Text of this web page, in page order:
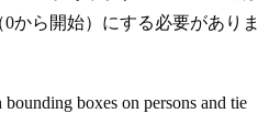
から開始）にする必要がありま